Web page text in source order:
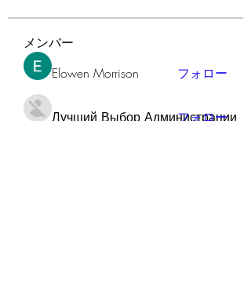
メンバー
Elowen Morrison フォロー
Лучший Выбор Администрации
フォロー